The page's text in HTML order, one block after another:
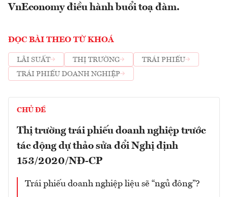
VnEconomy điều hành buổi toạ đàm.
ĐỌC BÀI THEO TỪ KHOÁ
LÃI SUẤT THỊ TRƯỜNG
TRÁI PHIẾU
TRÁI PHIẾU DOANH NGHIỆP
CHỦ ĐỀ
Thị trường trái phiếu doanh nghiệp trước
tác động dự thảo sửa đổi Nghị định
153/2020/NĐ-CP
Trái phiếu doanh nghiệp liệu sẽ “ngủ đông”?